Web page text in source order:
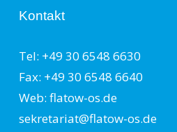
Kontakt
Tel: +49 30 6548 6630
Fax: +49 30 6548 6640
Web: flatow-os.de
sekretariat@flatow-os.de